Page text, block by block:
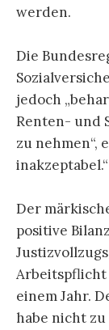
werden.
Die
jedoch
Renten- und
zu nehmen“,
inakzeptabel.“
Der
positive
einem Jahr.
habe nicht